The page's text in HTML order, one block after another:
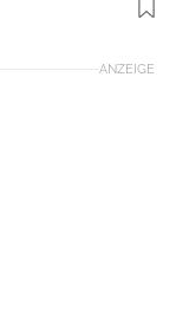
Foto: Boris Gnielka
ANZEIGE